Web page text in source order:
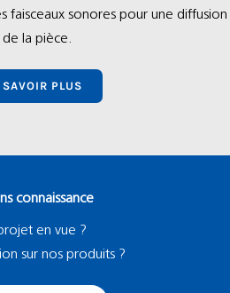
faisceaux sonores pour une diffusion
la pièce.
SAVOIR PLUS
connaissance
en vue ?
sur nos produits ?